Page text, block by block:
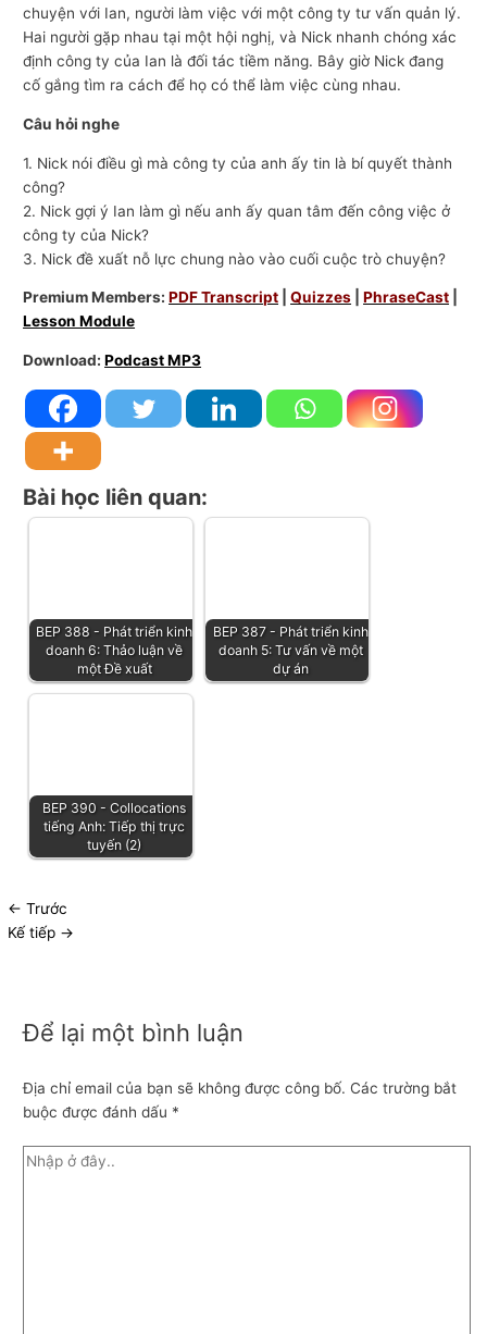
chuyện với Ian, người làm việc với một công ty tư vấn quản lý.
Hai người gặp nhau tại một hội nghị, và Nick nhanh chóng xác
định công ty của Ian là đối tác tiềm năng. Bây giờ Nick đang
cố gắng tìm ra cách để họ có thể làm việc cùng nhau.
Câu hỏi nghe
1. Nick nói điều gì mà công ty của anh ấy tin là bí quyết thành
công?
2. Nick gợi ý Ian làm gì nếu anh ấy quan tâm đến công việc ở
công ty của Nick?
3. Nick đề xuất nỗ lực chung nào vào cuối cuộc trò chuyện?
Premium Members:PDF Transcript |Quizzes |PhraseCast
Lesson Module
Download:Podcast MP3
Bài học liên quan:
BEP 388 - Phát triển kinh
doanh 6: Thảo luận về
một Đề xuất
BEP 387 - Phát triển kinh
doanh 5: Tư vấn về một
dự án
BEP 390 - Collocations
tiếng Anh: Tiếp thị trực
tuyến (2)
← Trước
Kế tiếp →
Để lại một bình luận
Địa chỉ email của bạn sẽ không được công bố. Các trường bắt
buộc được đánh dấu *